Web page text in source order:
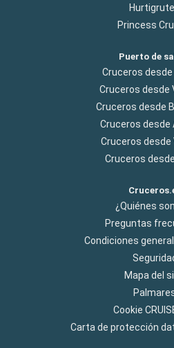
Princess
Puerto de
Cruceros desde
Cruceros desde
Cruceros desde
Cruceros desde
Cruceros desde
Cruceros
¿Quiénes
Preguntas
Condiciones
Mapa del
Cookie
Carta de protección